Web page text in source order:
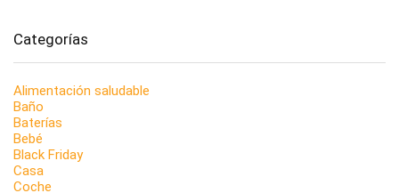
Categorías
Alimentación saludable
Baño
Baterías
Bebé
Black Friday
Casa
Coche